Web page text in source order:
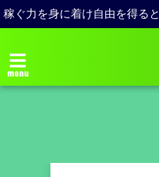
稼ぐ力を身に着け自由を得る
menu